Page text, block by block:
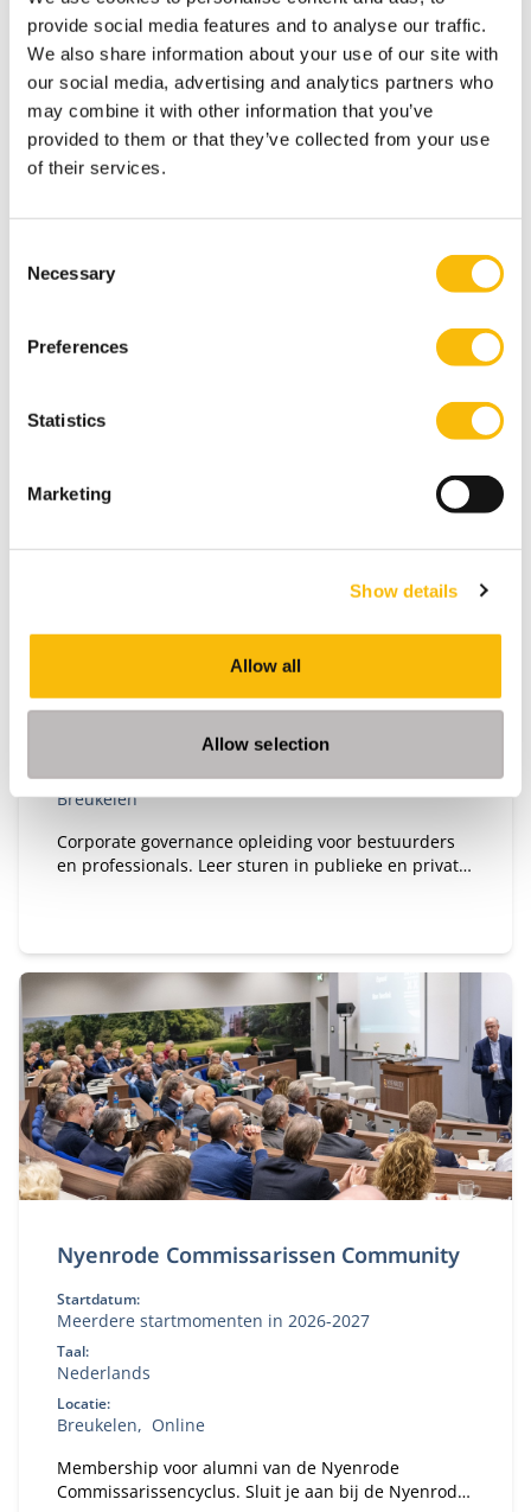
provide social media features and to analyse our traffic.
We also share information about your use of our site with
our social media, advertising and analytics partners who
may combine it with other information that you’ve
provided to them or that they’ve collected from your use
of their services.
Selection
Necessary
Preferences
Statistics
Marketing
Show details
Allow all
Allow selection
Startdatum:
26 oktober 2026
Nederlands
Locatie:
Breukelen
Tijdens het Behaviour, Culture & Governance staan
verandervermogen van organisaties centraal. Hoe
bouw je een gezonde organisatie met een gezond
Government & Corporate Governance
10 september 2026
Locatie:
Breukelen
Corporate governance opleiding voor bestuurders
en professionals. Leer sturen in publieke en private
Nyenrode Commissarissen Community
Startdatum:
Meerdere startmomenten in 2026-2027
Taal:
Nederlands
Locatie:
Breukelen
Online
Membership voor alumni van de Nyenrode
Commissarissencyclus. Sluit je aan bij de Nyenrode